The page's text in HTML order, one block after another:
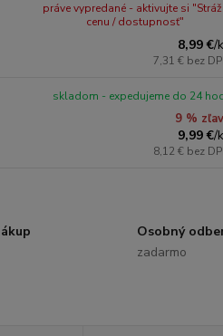
8,99 €/
7,31 € bez
práve vypredané - aktivujte si
cenu / dostupnosť"
9 %
9,99 €/
8,12 € bez
skladom - expedujeme do 24
Osobný
zadarmo